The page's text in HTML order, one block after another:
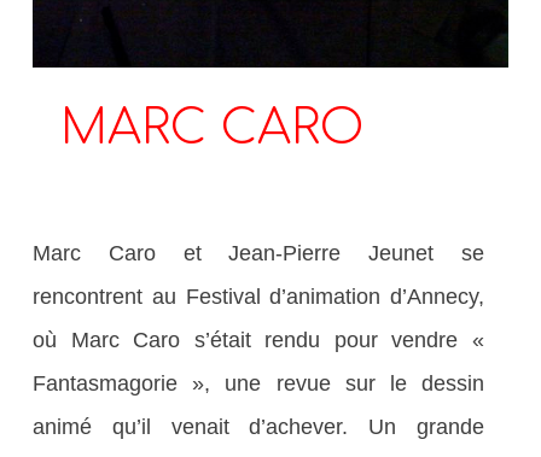
MARC CARO
Marc Caro et Jean-Pierre Jeunet se
rencontrent au Festival d’animation d’Annecy,
où Marc Caro s’était rendu pour vendre «
Fantasmagorie », une revue sur le dessin
animé qu’il venait d’achever. Un grande